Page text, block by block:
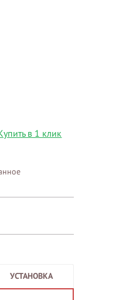
в 1 клик
УСТАНОВКА